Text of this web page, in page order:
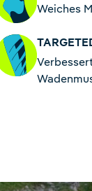
Weiches